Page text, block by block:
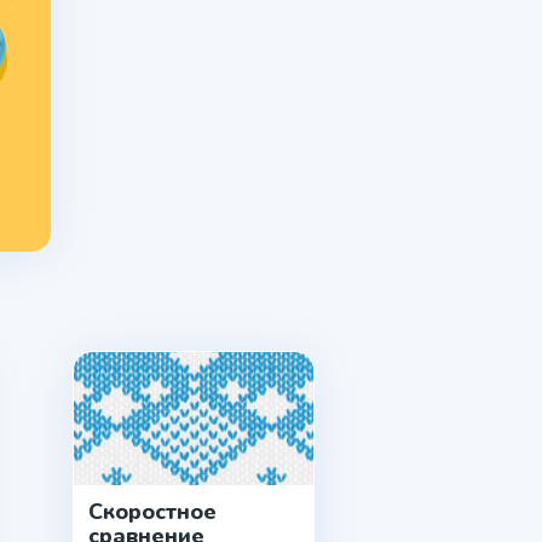
Скоростное
сравнение